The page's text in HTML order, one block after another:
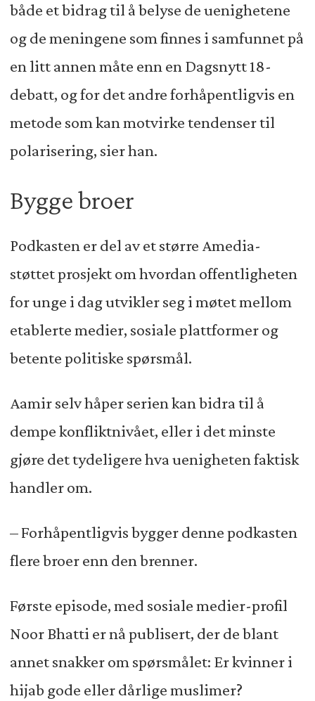
både et bidrag til å belyse de uenighetene
og de meningene som finnes i samfunnet på
en litt annen måte enn en Dagsnytt 18-
debatt, og for det andre forhåpentligvis en
metode som kan motvirke tendenser til
polarisering, sier han.
Bygge broer
Podkasten er del av et større Amedia-
støttet prosjekt om hvordan offentligheten
for unge i dag utvikler seg i møtet mellom
etablerte medier, sosiale plattformer og
betente politiske spørsmål.
Aamir selv håper serien kan bidra til å
dempe konfliktnivået, eller i det minste
gjøre det tydeligere hva uenigheten faktisk
handler om.
– Forhåpentligvis bygger denne podkasten
flere broer enn den brenner.
Første episode, med sosiale medier-profil
Noor Bhatti er nå publisert, der de blant
annet snakker om spørsmålet: Er kvinner i
hijab gode eller dårlige muslimer?